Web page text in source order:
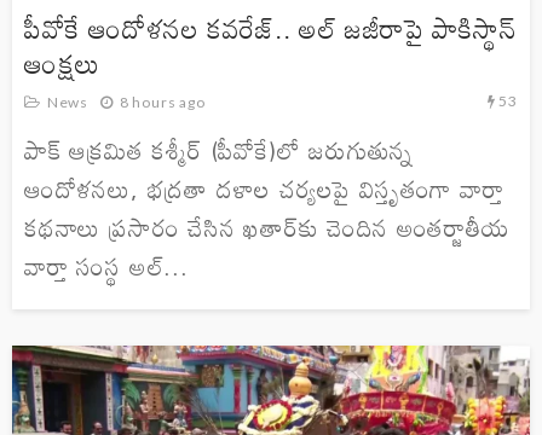
పీవోకే ఆందోళనల కవరేజ్.. అల్ జజీరాపై పాకిస్థాన్
ఆంక్షలు
News 8 hours ago 53
పాక్ ఆక్రమిత కశ్మీర్ (పీవోకే)లో జరుగుతున్న
ఆందోళనలు, భద్రతా దళాల చర్యలపై విస్తృతంగా వార్తా
కథనాలు ప్రసారం చేసిన ఖతార్‌కు చెందిన అంతర్జాతీయ
వార్తా సంస్థ అల్...